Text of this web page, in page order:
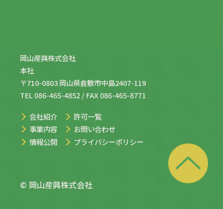
岡山産興株式会社
本社
〒710-0803 岡山県倉敷市中島2407-119
TEL086-465-4852/ FAX 086-465-8771
会社紹介
事業内容
情報公開
許可一覧
お問い合わせ
プライバシーポリシー
© 岡山産興株式会社